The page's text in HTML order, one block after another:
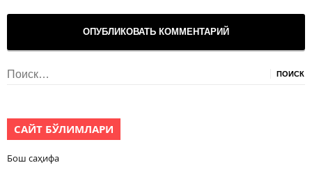
Найти:
САЙТ БЎЛИМЛАРИ
Бош саҳифа